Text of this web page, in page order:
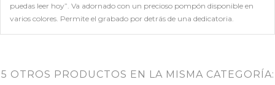
puedas leer hoy”. Va adornado con un precioso pompón disponible en
varios colores. Permite el grabado por detrás de una dedicatoria.
5 OTROS PRODUCTOS EN LA MISMA CATEGORÍA: